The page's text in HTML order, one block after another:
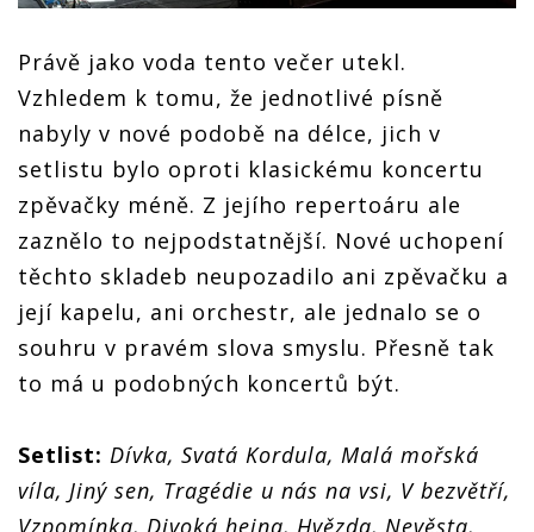
Právě jako voda tento večer utekl.
Vzhledem k tomu, že jednotlivé písně
nabyly v nové podobě na délce, jich v
setlistu bylo oproti klasickému koncertu
zpěvačky méně. Z jejího repertoáru ale
zaznělo to nejpodstatnější. Nové uchopení
těchto skladeb neupozadilo ani zpěvačku a
její kapelu, ani orchestr, ale jednalo se o
souhru v pravém slova smyslu. Přesně tak
to má u podobných koncertů být.
Setlist: Dívka, Svatá Kordula, Malá mořská
víla, Jiný sen, Tragédie u nás na vsi, V bezvětří,